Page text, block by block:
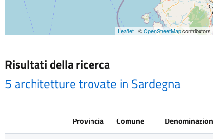
Leaflet | ©OpenStreetMapcontributors
Risultati della ricerca
5 architetture trovate in Sardegna
Provincia Comune Denominazione